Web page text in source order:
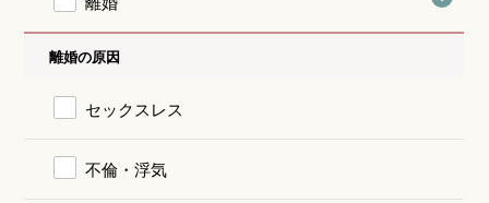
離婚の原因
セックスレス
不倫・浮気